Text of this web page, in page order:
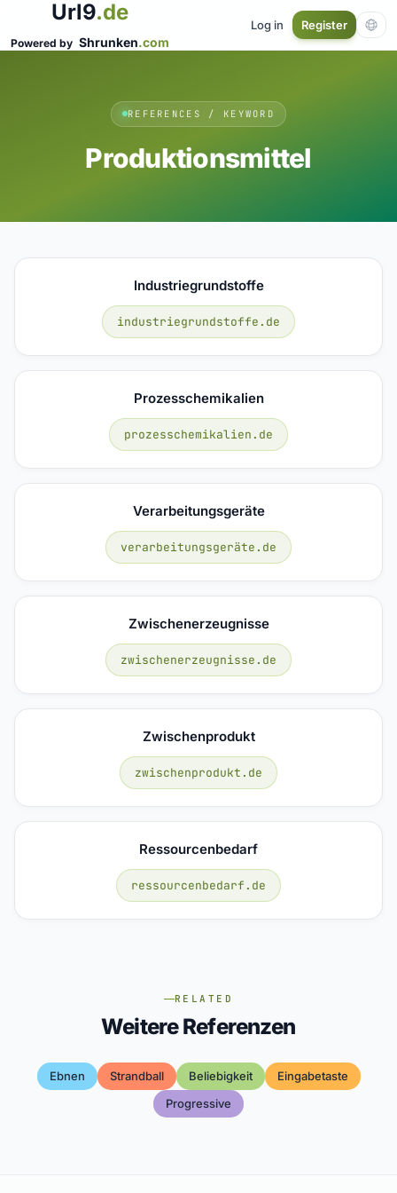
Url9.de
Powered by Shrunken.com
Log in Register
REFERENCES / KEYWORD
Produktionsmittel
Industriegrundstoffe
industriegrundstoffe.de
Prozesschemikalien
prozesschemikalien.de
Verarbeitungsgeräte
verarbeitungsgeräte.de
Zwischenerzeugnisse
zwischenerzeugnisse.de
Zwischenprodukt
zwischenprodukt.de
Ressourcenbedarf
ressourcenbedarf.de
RELATED
Weitere Referenzen
Ebnen Strandball Beliebigkeit
Eingabetaste
Progressive